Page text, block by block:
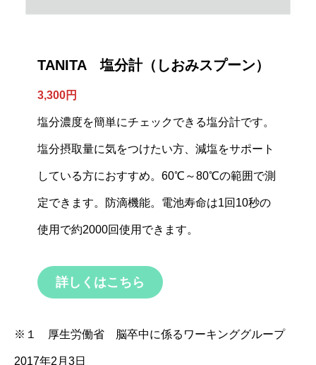
TANITA 塩分計（しおみスプーン）
3,300円
塩分濃度を簡単にチェックできる塩分計です。
塩分摂取量に気をつけたい方、減塩をサポート
している方におすすめ。60℃～80℃の範囲で測
定できます。防滴機能。電池寿命は1回10秒の
使用で約2000回使用できます。
詳しくはこちら
※１ 厚生労働省 脳卒中に係るワーキンググループ
2017年2月3日